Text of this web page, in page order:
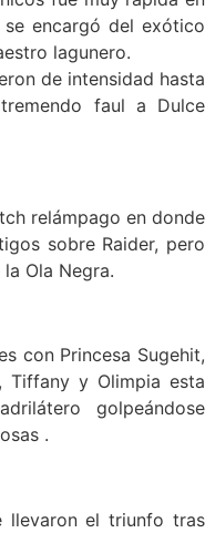
encargó del exótico
lagunero.
de intensidad hasta
faul a Dulce
relámpago en donde
sobre Raider, pero
Ola Negra.
con Princesa Sugehit,
Tiffany y Olimpia esta
golpeándose
.
llevaron el triunfo tras